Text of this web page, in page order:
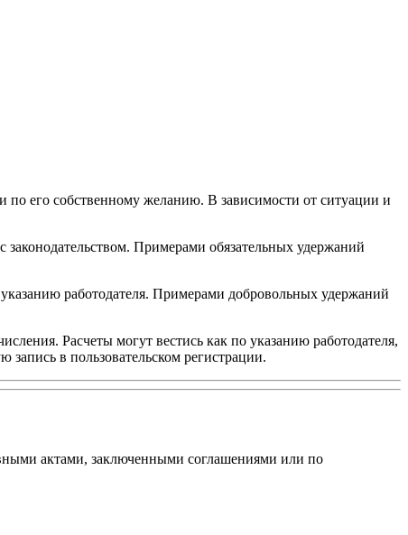
его собственному желанию. В зависимости от ситуации и
законодательством. Примерами обязательных удержаний
работодателя. Примерами добровольных удержаний
Расчеты могут вестись как по указанию работодателя,
в пользовательском регистрации.
актами, заключенными соглашениями или по